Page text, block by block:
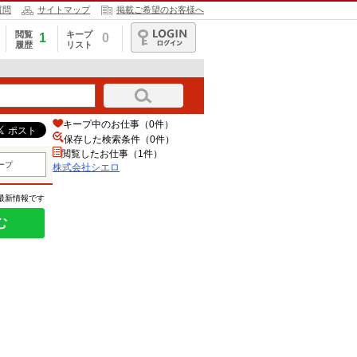
問 サイトマップ 掲載ご希望のお客様へ
閲覧
履歴
1
キープ
リスト
0
ログイン
プ
新情報です
キープ中のお仕事（0件）
保存した検索条件（0件）
閲覧したお仕事（1件）
株式会社シエロ